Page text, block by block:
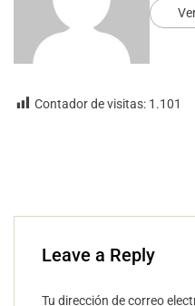
Contador de visitas: 1.101
Leave a Reply
Tu dirección de correo